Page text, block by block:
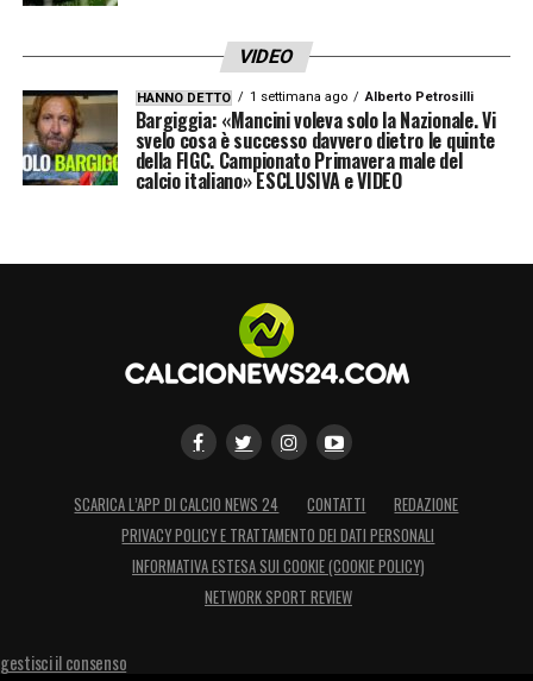
LA PLAYLIST DELLE NOSTRE TOP NEWS
VIDEO
HANNO DETTO 1 settimana ago Alberto Petrosilli
Bargiggia: «Mancini voleva solo la Nazionale. Vi
svelo cosa è successo davvero dietro le quinte
della FIGC. Campionato Primavera male del
calcio italiano» ESCLUSIVA e VIDEO
SCARICA L’APP DI CALCIO NEWS 24 CONTATTI
REDAZIONE
PRIVACY POLICY E TRATTAMENTO DEI DATI PERSONALI
INFORMATIVA ESTESA SUI COOKIE (COOKIE POLICY)
NETWORK SPORT REVIEW
gestisci il consenso